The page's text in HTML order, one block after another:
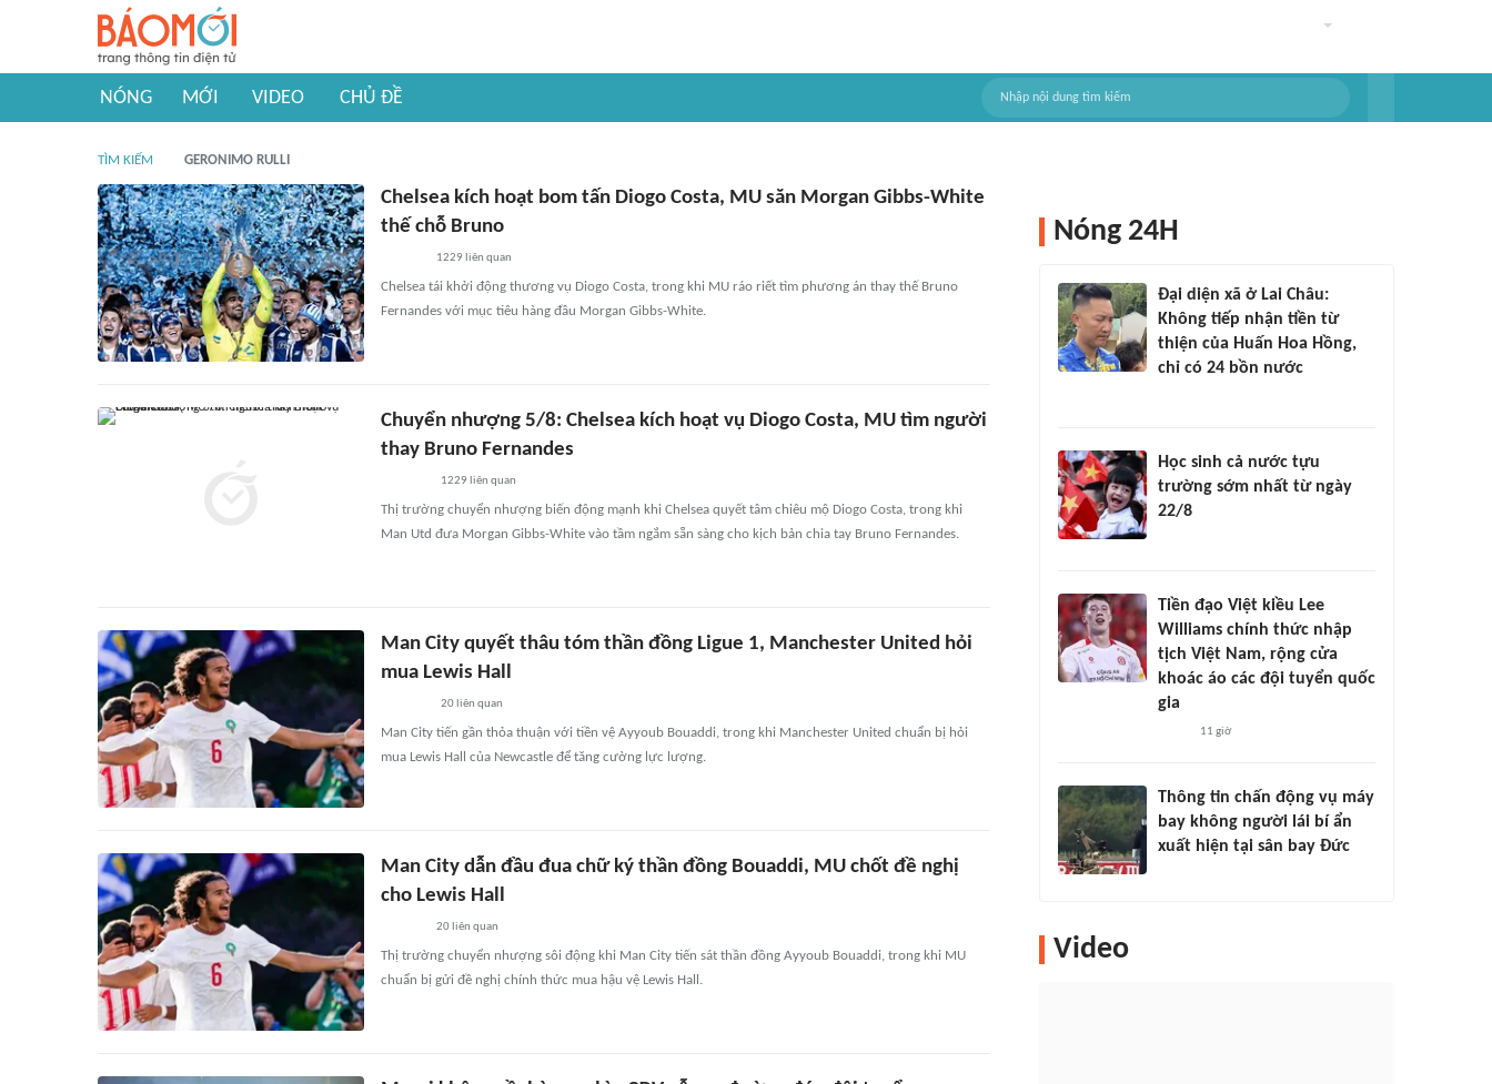
NÓNG MỚI VIDEO CHỦ ĐỀ
TÌM KIẾM GERONIMO RULLI
Chelsea kích hoạt bom tấn Diogo Costa, MU săn Morgan Gibbs-White
thế chỗ Bruno
1229 liên quan
Chelsea tái khởi động thương vụ Diogo Costa, trong khi MU ráo riết tìm phương án thay thế Bruno
Fernandes với mục tiêu hàng đầu Morgan Gibbs-White.
Chuyển nhượng 5/8: Chelsea kích hoạt vụ Diogo Costa, MU tìm người
thay Bruno Fernandes
1229 liên quan
Thị trường chuyển nhượng biến động mạnh khi Chelsea quyết tâm chiêu mộ Diogo Costa, trong khi
Man Utd đưa Morgan Gibbs-White vào tầm ngắm sẵn sàng cho kịch bản chia tay Bruno Fernandes.
Man City quyết thâu tóm thần đồng Ligue 1, Manchester United hỏi
mua Lewis Hall
20 liên quan
Man City tiến gần thỏa thuận với tiền vệ Ayyoub Bouaddi, trong khi Manchester United chuẩn bị hỏi
mua Lewis Hall của Newcastle để tăng cường lực lượng.
Man City dẫn đầu đua chữ ký thần đồng Bouaddi, MU chốt đề nghị
cho Lewis Hall
20liên quan
Thị trường chuyển nhượng sôi động khi Man City tiến sát thần đồng Ayyoub Bouaddi, trong khi MU
chuẩn bị gửi đề nghị chính thức mua hậu vệ Lewis Hall.
Nóng 24H
Đại diện xã ở Lai Châu:
Không tiếp nhận tiền từ
thiện của Huấn Hoa Hồng,
chỉ có 24 bồn nước
Học sinh cả nước tựu
trường sớm nhất từ ngày
22/8
Tiền đạo Việt kiều Lee
Williams chính thức nhập
tịch Việt Nam, rộng cửa
khoác áo các đội tuyển quốc
gia
11 giờ
Thông tin chấn động vụ máy
bay không người lái bí ẩn
xuất hiện tại sân bay Đức
Video